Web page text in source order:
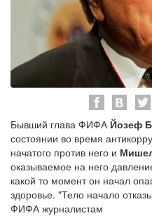
Бывший глава ФИФА Йозеф
состоянии во время
начатого против него и
оказываемое на него
какой то момент он начал
здоровье. "Тело начало
ФИФА журналистам